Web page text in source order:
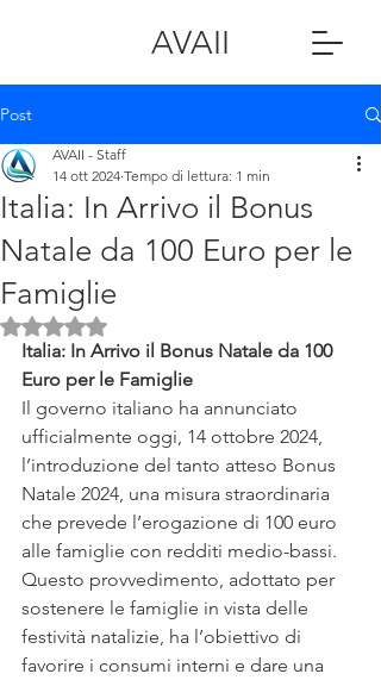
AVAII
Post
Italia: In Arrivo il Bonus
Natale da 100 Euro per le
Famiglie
AVAII - Staff
14 ott 2024 Tempo di lettura: 1 min
Valutazione NaN stelle su 5.
Italia: In Arrivo il Bonus Natale da 100
Euro per le Famiglie
Il governo italiano ha annunciato
ufficialmente oggi, 14 ottobre 2024,
l’introduzione del tanto atteso Bonus
Natale 2024, una misura straordinaria
che prevede l’erogazione di 100 euro
alle famiglie con redditi medio-bassi.
Questo provvedimento, adottato per
sostenere le famiglie in vista delle
festività natalizie, ha l’obiettivo di
favorire i consumi interni e dare una